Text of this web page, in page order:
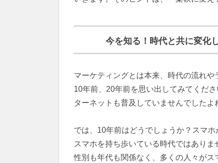
今を知る！時代と共に変化
マーケティングとは本来、時代の流れ
10年前、20年前を思い出してみてくだ
ターネットも普及していませんでしたよ
では、10年前はどうでしょうか？スマ
スマホを持ち歩いている時代ではあり
性別も年代も関係なく、多くの人々が